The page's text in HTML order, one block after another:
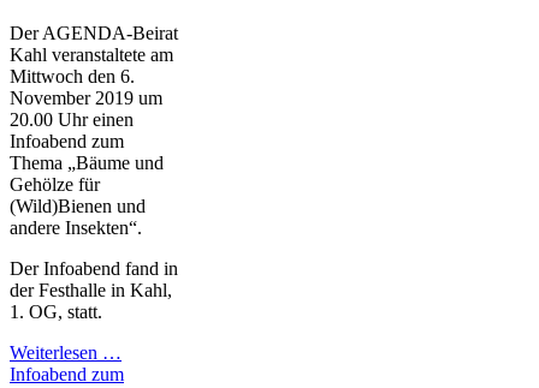
Der AGENDA-Beirat
Kahl veranstaltete am
Mittwoch den 6.
November 2019 um
20.00 Uhr einen
Infoabend zum
Thema „Bäume und
Gehölze für
(Wild)Bienen und
andere Insekten“.
Der Infoabend fand in
der Festhalle in Kahl,
1. OG, statt.
Weiterlesen …
Infoabend zum